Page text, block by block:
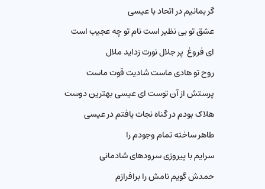
گر بمانیم در اتحاد با عیسی
عشق تو بی نظیر است نام تو چه عجیب است
ای فروغ پر جلال نورت زداید ملال
روح تو هادی ماست شادیت قوت ماست
پرستش از آن توست ای عیسی بهترین دوست
هلاک بودم در گناه نجات یافتم در عیسی
طاهر ساخته تمام وجودم را
سرایم با پیروزی سرودهای شادمانی
حمدش گویم نامش را برافرازم